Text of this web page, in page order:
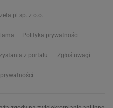
sp. z o.o.
Polityka prywatności
z portalu Zgłoś uwagi